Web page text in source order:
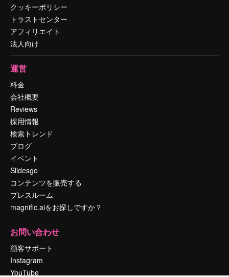
クッキーポリシー
トラストセンター
アフィリエイト
法人向け
運営
料金
会社概要
Reviews
採用情報
検索トレンド
ブログ
イベント
Slidesgo
コンテンツを販売する
プレスルーム
magnific.aiをお探しですか？
お問い合わせ
顧客サポート
Instagram
YouTube